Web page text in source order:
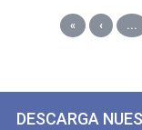
¡Seguimos
« ‹ ...
DESCARGA